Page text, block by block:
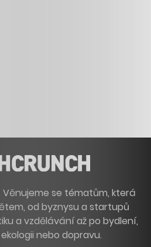
Věnujeme se tématům, která
od byznysu a startupů
a vzdělávání až po bydlení,
nebo dopravu.